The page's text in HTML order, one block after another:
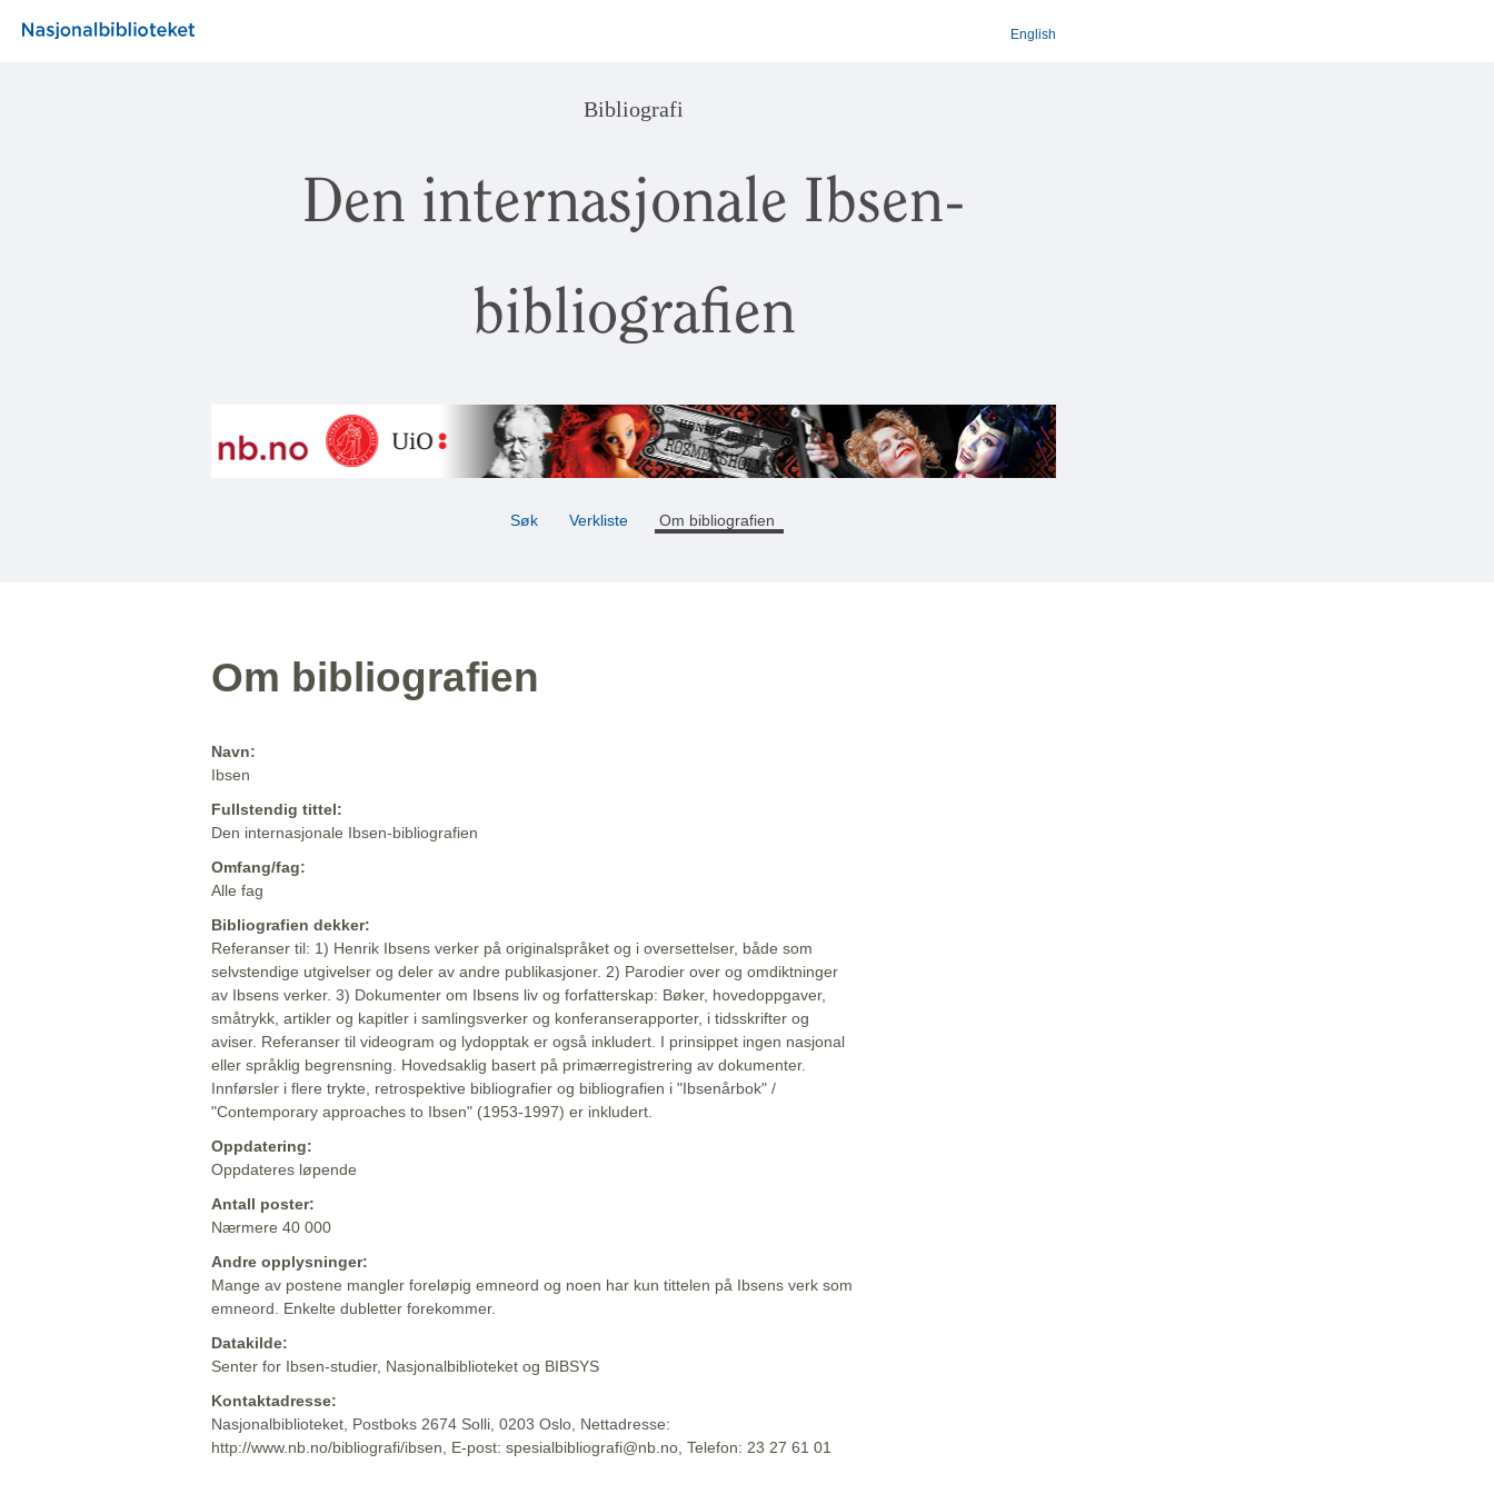
English
Bibliografi
Den internasjonale Ibsen-
bibliografien
Søk Verkliste Om bibliografien
Om bibliografien
Navn:
Ibsen
Fullstendig tittel:
Den internasjonale Ibsen-bibliografien
Omfang/fag:
Alle fag
Bibliografien dekker:
Referanser til: 1) Henrik Ibsens verker på originalspråket og i oversettelser, både som
selvstendige utgivelser og deler av andre publikasjoner. 2) Parodier over og omdiktninger
av Ibsens verker. 3) Dokumenter om Ibsens liv og forfatterskap: Bøker, hovedoppgaver,
småtrykk, artikler og kapitler i samlingsverker og konferanserapporter, i tidsskrifter og
aviser. Referanser til videogram og lydopptak er også inkludert. I prinsippet ingen nasjonal
eller språklig begrensning. Hovedsaklig basert på primærregistrering av dokumenter.
Innførsler i flere trykte, retrospektive bibliografier og bibliografien i "Ibsenårbok" /
"Contemporary approaches to Ibsen" (1953-1997) er inkludert.
Oppdatering:
Oppdateres løpende
Antall poster:
Nærmere 40 000
Andre opplysninger:
Mange av postene mangler foreløpig emneord og noen har kun tittelen på Ibsens verk som
emneord. Enkelte dubletter forekommer.
Datakilde:
Senter for Ibsen-studier, Nasjonalbiblioteket og BIBSYS
Kontaktadresse:
Nasjonalbiblioteket, Postboks 2674 Solli, 0203 Oslo, Nettadresse:
http://www.nb.no/bibliografi/ibsen, E-post: spesialbibliografi@nb.no, Telefon: 23 27 61 01